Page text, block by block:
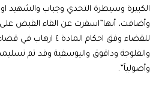
الكبيرة وسيطرة التحدي وجباب والشهيد
للقضاء وفق احكام
والفلوجة وداقوق واليوسفية وقد تم
وأصولياً”.